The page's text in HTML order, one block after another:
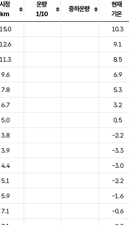
씨, 기온, 강수, 바람, 기압등을 안내한 표입
시정
km
운량
1/10
중하운량
현재
기온
15.0
10.3
12.6
9.1
11.3
8.5
9.6
6.9
7.8
5.3
6.7
3.2
5.0
0.5
3.8
-2.2
3.9
-3.3
4.4
-3.0
5.1
-2.2
5.9
-1.6
7.1
-0.6